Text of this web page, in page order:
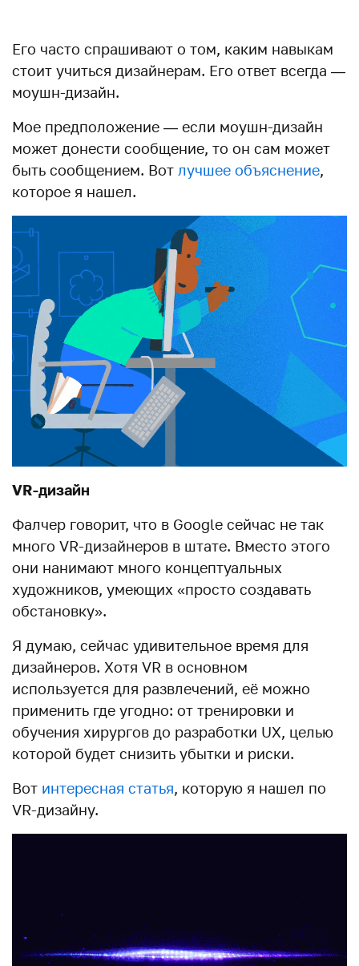
Его часто спрашивают о том, каким навыкам
стоит учиться дизайнерам. Его ответ всегда —
моушн-дизайн.
Мое предположение — если моушн-дизайн
может донести сообщение, то он сам может
быть сообщением. Вот лучшее объяснение,
которое я нашел.
VR-дизайн
Фалчер говорит, что в Google сейчас не так
много VR-дизайнеров в штате. Вместо этого
они нанимают много концептуальных
художников, умеющих «просто создавать
обстановку».
Я думаю, сейчас удивительное время для
дизайнеров. Хотя VR в основном
используется для развлечений, её можно
применить где угодно: от тренировки и
обучения хирургов до разработки UX, целью
которой будет снизить убытки и риски.
Вот интересная статья, которую я нашел по
VR-дизайну.